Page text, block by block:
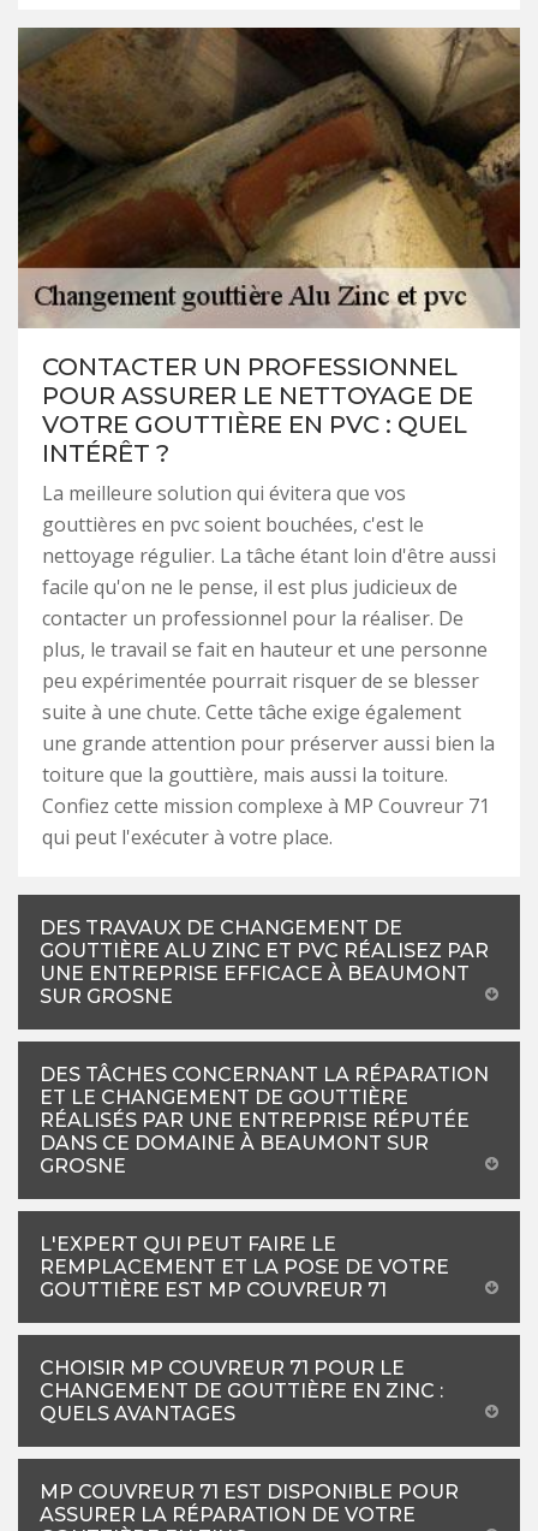
CONTACTER UN PROFESSIONNEL
POUR ASSURER LE NETTOYAGE DE
VOTRE GOUTTIÈRE EN PVC : QUEL
INTÉRÊT ?
La meilleure solution qui évitera que vos
gouttières en pvc soient bouchées, c'est le
nettoyage régulier. La tâche étant loin d'être aussi
facile qu'on ne le pense, il est plus judicieux de
contacter un professionnel pour la réaliser. De
plus, le travail se fait en hauteur et une personne
peu expérimentée pourrait risquer de se blesser
suite à une chute. Cette tâche exige également
une grande attention pour préserver aussi bien la
toiture que la gouttière, mais aussi la toiture.
Confiez cette mission complexe à MP Couvreur 71
qui peut l'exécuter à votre place.
DES TRAVAUX DE CHANGEMENT DE
GOUTTIÈRE ALU ZINC ET PVC RÉALISEZ PAR
UNE ENTREPRISE EFFICACE À BEAUMONT
SUR GROSNE
DES TÂCHES CONCERNANT LA RÉPARATION
ET LE CHANGEMENT DE GOUTTIÈRE
RÉALISÉS PAR UNE ENTREPRISE RÉPUTÉE
DANS CE DOMAINE À BEAUMONT SUR
GROSNE
L'EXPERT QUI PEUT FAIRE LE
REMPLACEMENT ET LA POSE DE VOTRE
GOUTTIÈRE EST MP COUVREUR 71
CHOISIR MP COUVREUR 71 POUR LE
CHANGEMENT DE GOUTTIÈRE EN ZINC :
QUELS AVANTAGES
MP COUVREUR 71 EST DISPONIBLE POUR
ASSURER LA RÉPARATION DE VOTRE